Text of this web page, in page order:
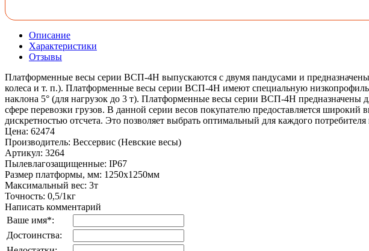
Описание
Характеристики
Отзывы
Платформенные весы серии ВСП-4Н выпускаются с двумя пандусами и
колеса и т. п.). Платформенные весы серии ВСП-4Н имеют специальную
наклона 5° (для нагрузок до 3 т). Платформенные весы серии ВСП-4Н предназначены
сфере перевозки грузов. В данной серии весов покупателю предоставляется
дискретностью отсчета. Это позволяет выбрать оптимальный для каждого потребителя
Цена: 62474
Производитель: Вессервис (Невские весы)
Артикул: 3264
Пылевлагозащищенные: IP67
Размер платформы, мм: 1250х1250мм
Максимальный вес: 3т
Точность: 0,5/1кг
Написать комментарий
Ваше имя*:
Достоинства: